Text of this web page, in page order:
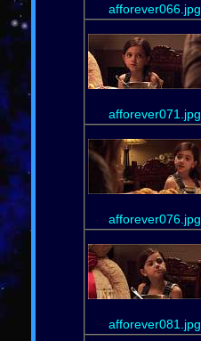
afforever066.jpg
afforever071.jpg
afforever076.jpg
afforever081.jpg